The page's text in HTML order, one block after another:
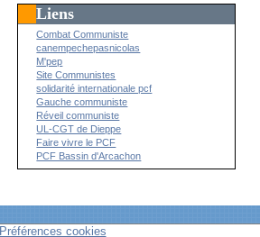
Liens
Combat Communiste
canempechepasnicolas
M'pep
Site Communistes
solidarité internationale pcf
Gauche communiste
Réveil communiste
UL-CGT de Dieppe
Faire vivre le PCF
PCF Bassin d'Arcachon
Préférences cookies